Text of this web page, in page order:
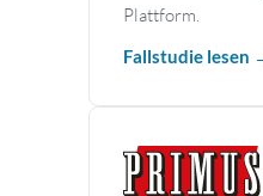
Plattform.
Fallstudie lesen